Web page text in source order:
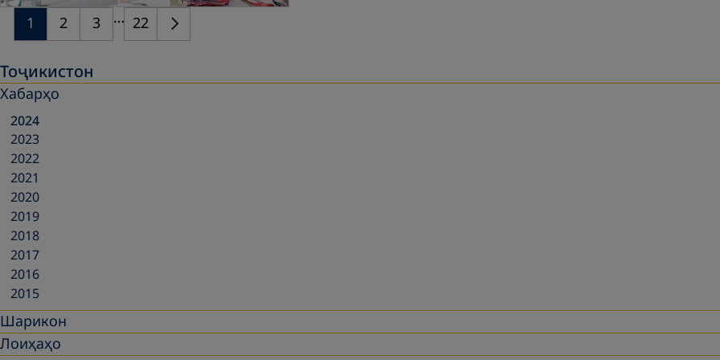
1 2 3 … 22
Тоҷикистон
Хабарҳо
2024
2023
2022
2021
2020
2019
2018
2017
2016
2015
Шарикон
Лоиҳаҳо